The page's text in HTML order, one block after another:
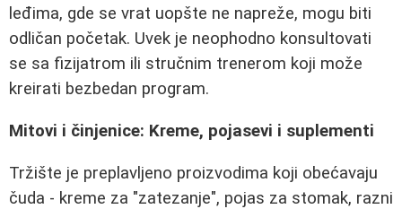
leđima, gde se vrat uopšte ne napreže, mogu biti
odličan početak. Uvek je neophodno konsultovati
se sa fizijatrom ili stručnim trenerom koji može
kreirati bezbedan program.
Mitovi i činjenice: Kreme, pojasevi i suplementi
Tržište je preplavljeno proizvodima koji obećavaju
čuda - kreme za "zatezanje", pojas za stomak, razni